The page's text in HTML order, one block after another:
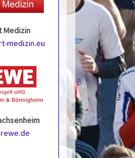
Medizin
medizin.eu